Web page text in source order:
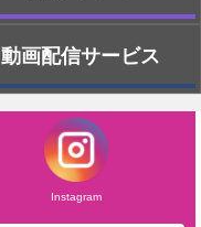
動画配信サービス
Instagram